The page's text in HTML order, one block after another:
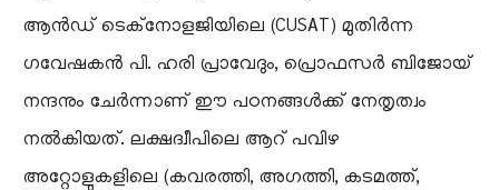
ആൻഡ് ടെക്‌നോളജിയിലെ (CUSAT) മുതിർന്ന
ഗവേഷകൻ പി. ഹരി പ്രാവേദും, പ്രൊഫസർ ബിജോയ്
നന്ദനും ചേർന്നാണ് ഈ പഠനങ്ങൾക്ക് നേതൃത്വം
നൽകിയത്. ലക്ഷദ്വീപിലെ ആറ് പവിഴ
അറ്റോളുകളിലെ (കവരത്തി, അഗത്തി, കടമത്ത്,